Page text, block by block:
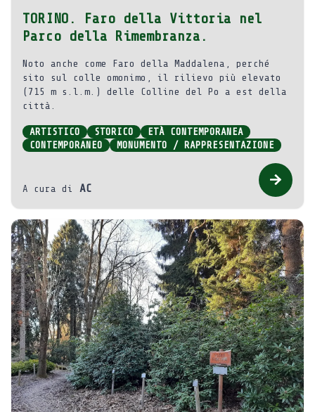
TORINO. Faro della Vittoria nel
Parco della Rimembranza.
Noto anche come Faro della Maddalena, perché
sito sul colle omonimo, il rilievo più elevato
(715 m s.l.m.) delle Colline del Po a est della
città.
ARTISTICO STORICO
ETÀ CONTEMPORANEA
CONTEMPORANEO
MONUMENTO / RAPPRESENTAZIONE
A cura di AC